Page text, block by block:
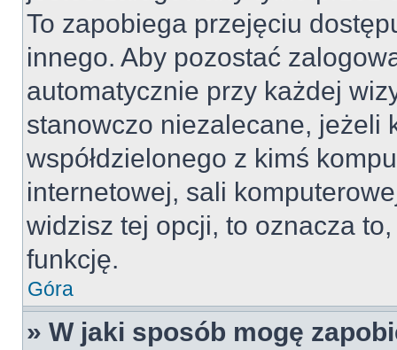
To zapobiega przejęciu
innego. Aby pozostać
automatycznie przy każdej
stanowczo niezalecane, jeżeli
współdzielonego z kimś
internetowej, sali
widzisz tej opcji, to oznacza
funkcję.
Góra
» W jaki sposób mogę